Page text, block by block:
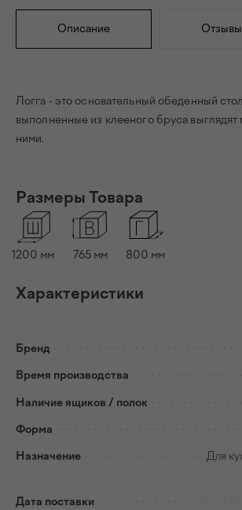
Описание Отзывы
Логга - это основательный обеденный
выполненные из клееного бруса
ними.
Размеры Товара
1200 мм 765 мм 800 мм
Характеристики
Бренд
Время производства
Наличие ящиков / полок
Форма
Назначение Для
Дата поставки